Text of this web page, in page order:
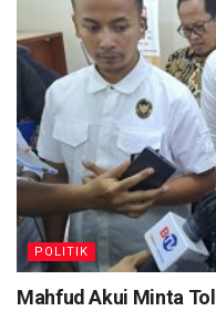
POLITIK
Mahfud Akui Minta